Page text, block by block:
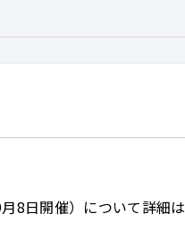
8日開催）について詳細は